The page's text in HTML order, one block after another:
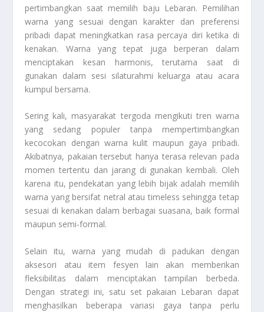
pertimbangkan saat memilih baju Lebaran. Pemilihan
warna yang sesuai dengan karakter dan preferensi
pribadi dapat meningkatkan rasa percaya diri ketika di
kenakan. Warna yang tepat juga berperan dalam
menciptakan kesan harmonis, terutama saat di
gunakan dalam sesi silaturahmi keluarga atau acara
kumpul bersama.
Sering kali, masyarakat tergoda mengikuti tren warna
yang sedang populer tanpa mempertimbangkan
kecocokan dengan warna kulit maupun gaya pribadi.
Akibatnya, pakaian tersebut hanya terasa relevan pada
momen tertentu dan jarang di gunakan kembali. Oleh
karena itu, pendekatan yang lebih bijak adalah memilih
warna yang bersifat netral atau timeless sehingga tetap
sesuai di kenakan dalam berbagai suasana, baik formal
maupun semi-formal.
Selain itu, warna yang mudah di padukan dengan
aksesori atau item fesyen lain akan memberikan
fleksibilitas dalam menciptakan tampilan berbeda.
Dengan strategi ini, satu set pakaian Lebaran dapat
menghasilkan beberapa variasi gaya tanpa perlu